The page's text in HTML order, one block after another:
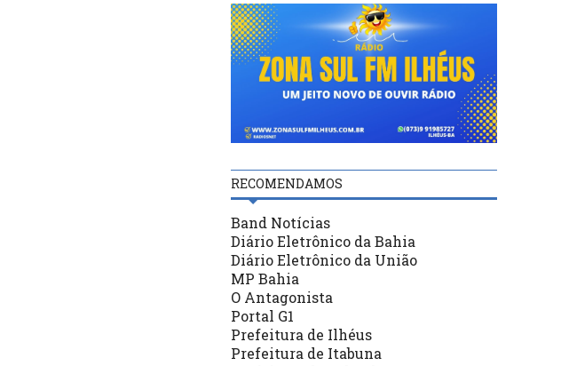
RECOMENDAMOS
Band Notícias
Diário Eletrônico da Bahia
Diário Eletrônico da União
MP Bahia
O Antagonista
Portal G1
Prefeitura de Ilhéus
Prefeitura de Itabuna